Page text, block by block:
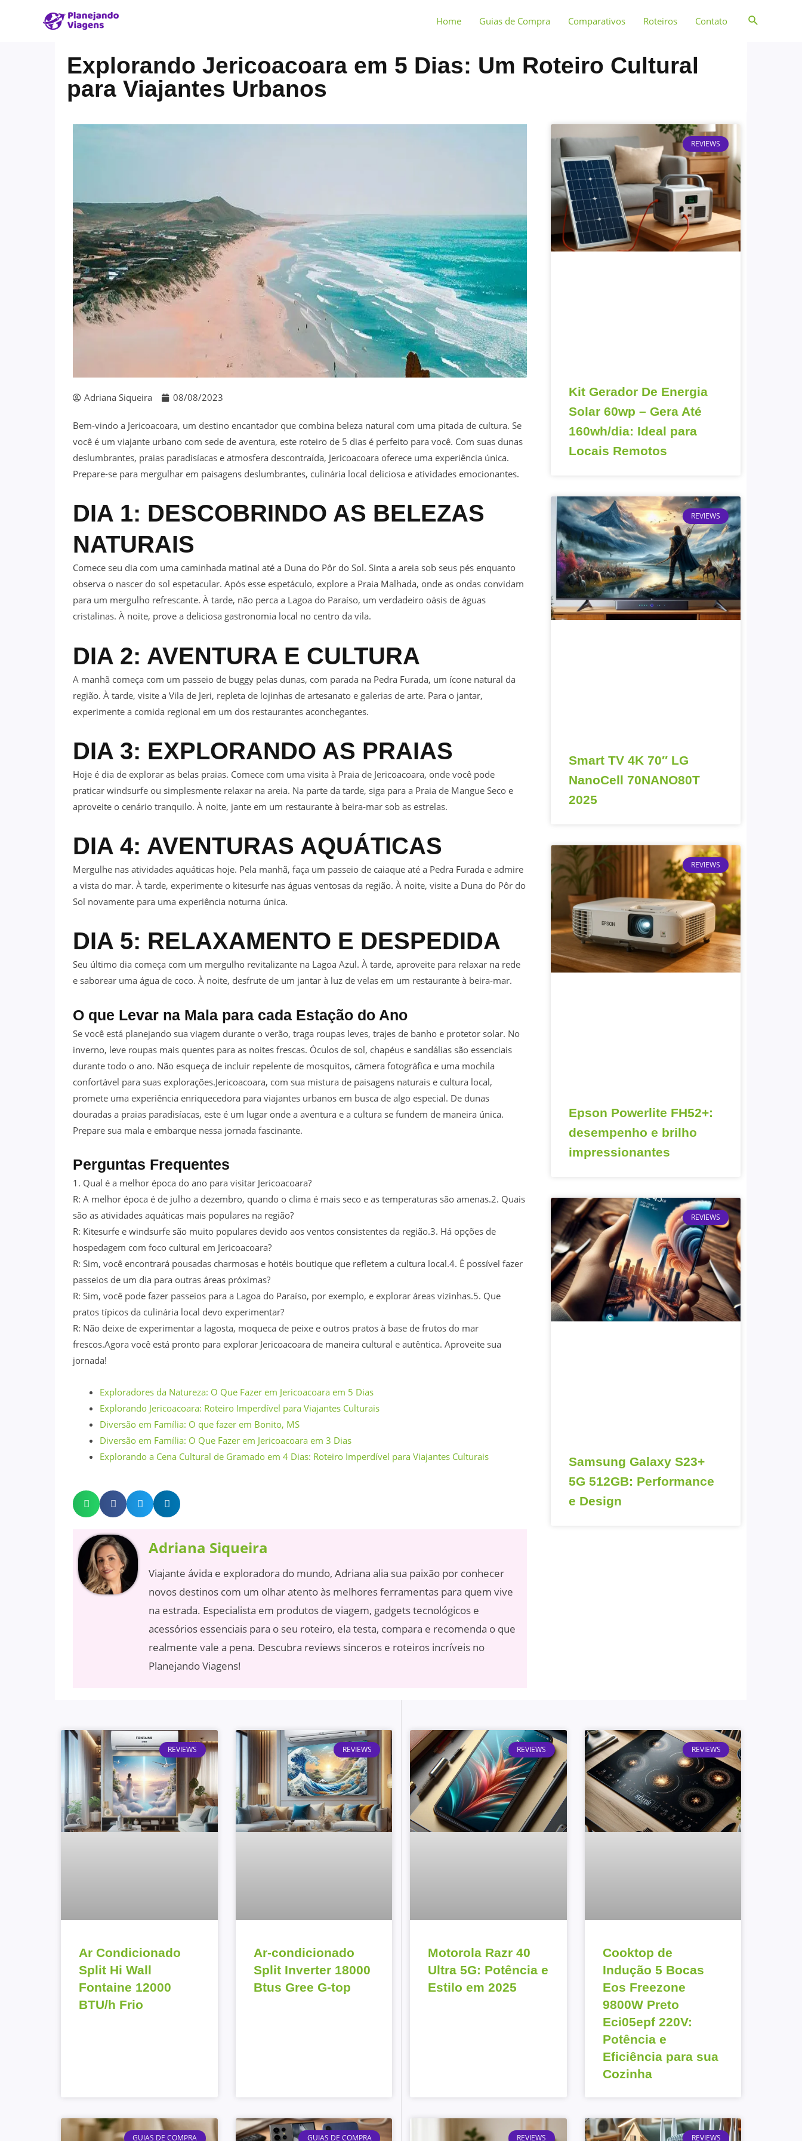
Home Guias de Compra Comparativos Roteiros Contato
Explorando Jericoacoara em 5 Dias: Um Roteiro Cultural
para Viajantes Urbanos
Adriana Siqueira 08/08/2023
Bem-vindo a Jericoacoara, um destino encantador que combina beleza natural com uma pitada de cultura. Se
você é um viajante urbano com sede de aventura, este roteiro de 5 dias é perfeito para você. Com suas dunas
deslumbrantes, praias paradisíacas e atmosfera descontraída, Jericoacoara oferece uma experiência única.
Prepare-se para mergulhar em paisagens deslumbrantes, culinária local deliciosa e atividades emocionantes.
DIA 1: DESCOBRINDO AS BELEZAS
NATURAIS
Comece seu dia com uma caminhada matinal até a Duna do Pôr do Sol. Sinta a areia sob seus pés enquanto
observa o nascer do sol espetacular. Após esse espetáculo, explore a Praia Malhada, onde as ondas convidam
para um mergulho refrescante. À tarde, não perca a Lagoa do Paraíso, um verdadeiro oásis de águas
cristalinas. À noite, prove a deliciosa gastronomia local no centro da vila.
DIA 2: AVENTURA E CULTURA
A manhã começa com um passeio de buggy pelas dunas, com parada na Pedra Furada, um ícone natural da
região. À tarde, visite a Vila de Jeri, repleta de lojinhas de artesanato e galerias de arte. Para o jantar,
experimente a comida regional em um dos restaurantes aconchegantes.
DIA 3: EXPLORANDO AS PRAIAS
Hoje é dia de explorar as belas praias. Comece com uma visita à Praia de Jericoacoara, onde você pode
praticar windsurfe ou simplesmente relaxar na areia. Na parte da tarde, siga para a Praia de Mangue Seco e
aproveite o cenário tranquilo. À noite, jante em um restaurante à beira-mar sob as estrelas.
DIA 4: AVENTURAS AQUÁTICAS
Mergulhe nas atividades aquáticas hoje. Pela manhã, faça um passeio de caiaque até a Pedra Furada e admire
a vista do mar. À tarde, experimente o kitesurfe nas águas ventosas da região. À noite, visite a Duna do Pôr do
Sol novamente para uma experiência noturna única.
DIA 5: RELAXAMENTO E DESPEDIDA
Seu último dia começa com um mergulho revitalizante na Lagoa Azul. À tarde, aproveite para relaxar na rede
e saborear uma água de coco. À noite, desfrute de um jantar à luz de velas em um restaurante à beira-mar.
O que Levar na Mala para cada Estação do Ano
Se você está planejando sua viagem durante o verão, traga roupas leves, trajes de banho e protetor solar. No
inverno, leve roupas mais quentes para as noites frescas. Óculos de sol, chapéus e sandálias são essenciais
durante todo o ano. Não esqueça de incluir repelente de mosquitos, câmera fotográfica e uma mochila
confortável para suas explorações.Jericoacoara, com sua mistura de paisagens naturais e cultura local,
promete uma experiência enriquecedora para viajantes urbanos em busca de algo especial. De dunas
douradas a praias paradisíacas, este é um lugar onde a aventura e a cultura se fundem de maneira única.
Prepare sua mala e embarque nessa jornada fascinante.
Perguntas Frequentes
1. Qual é a melhor época do ano para visitar Jericoacoara?
R: A melhor época é de julho a dezembro, quando o clima é mais seco e as temperaturas são amenas.2. Quais
são as atividades aquáticas mais populares na região?
R: Kitesurfe e windsurfe são muito populares devido aos ventos consistentes da região.3. Há opções de
hospedagem com foco cultural em Jericoacoara?
R: Sim, você encontrará pousadas charmosas e hotéis boutique que refletem a cultura local.4. É possível fazer
passeios de um dia para outras áreas próximas?
R: Sim, você pode fazer passeios para a Lagoa do Paraíso, por exemplo, e explorar áreas vizinhas.5. Que
pratos típicos da culinária local devo experimentar?
R: Não deixe de experimentar a lagosta, moqueca de peixe e outros pratos à base de frutos do mar
frescos.Agora você está pronto para explorar Jericoacoara de maneira cultural e autêntica. Aproveite sua
jornada!
Exploradores da Natureza: O Que Fazer em Jericoacoara em 5 Dias
Explorando Jericoacoara: Roteiro Imperdível para Viajantes Culturais
Diversão em Família: O que fazer em Bonito, MS
Diversão em Família: O Que Fazer em Jericoacoara em 3 Dias
Explorando a Cena Cultural de Gramado em 4 Dias: Roteiro Imperdível para Viajantes Culturais
Adriana Siqueira
Viajante ávida e exploradora do mundo, Adriana alia sua paixão por conhecer
novos destinos com um olhar atento às melhores ferramentas para quem vive
na estrada. Especialista em produtos de viagem, gadgets tecnológicos e
acessórios essenciais para o seu roteiro, ela testa, compara e recomenda o que
realmente vale a pena. Descubra reviews sinceros e roteiros incríveis no
Planejando Viagens!
REVIEWS
Kit Gerador De Energia
Solar 60wp – Gera Até
160wh/dia: Ideal para
Locais Remotos
REVIEWS
Smart TV 4K 70″ LG
NanoCell 70NANO80T
2025
REVIEWS
Epson Powerlite FH52+:
desempenho e brilho
impressionantes
REVIEWS
Samsung Galaxy S23+
5G 512GB: Performance
e Design
REVIEWS
Ar Condicionado
Split Hi Wall
Fontaine 12000
BTU/h Frio
REVIEWS
Ar-condicionado
Split Inverter 18000
Btus Gree G-top
REVIEWS
Motorola Razr 40
Ultra 5G: Potência e
Estilo em 2025
REVIEWS
Cooktop de
Indução 5 Bocas
Eos Freezone
9800W Preto
Eci05epf 220V:
Potência e
Eficiência para sua
Cozinha
GUIAS DE COMPRA GUIAS DE COMPRA REVIEWS REVIEWS